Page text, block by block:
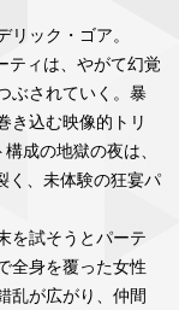
ック・ゴア。
ティは、やがて幻覚
ぶされていく。暴
き込む映像的トリ
成の地獄の夜は、
く、未体験の狂宴パ
を試そうとパーテ
全身を覆った女性
乱が広がり、仲間